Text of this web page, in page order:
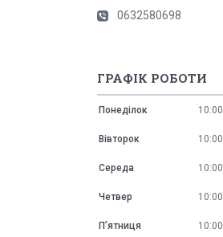
0632580698
ГРАФІК РОБОТИ
Понеділок 10:00
Вівторок 10:00
Середа 10:00
Четвер 10:00
Пʼятниця 10:00